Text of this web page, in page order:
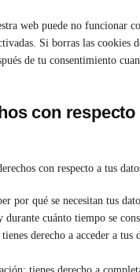
web puede no funcionar
Si borras las cookies
de tu consentimiento
con
con respecto a tus
por qué se necesitan tus
durante cuánto tiempo se
derecho a acceder a tus